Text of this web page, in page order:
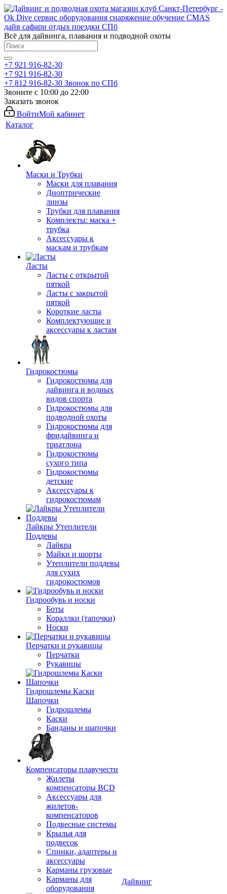
Всё для дайвинга, плавания и подводной охоты
+7 921 916-82-30
+7 921 916-82-30
+7 812 916-82-30 Звонок по СПб
Звоните с 10:00 до 22:00
Заказать звонок
ВойтиМой кабинет
Каталог
Маски и Трубки
Маски для плавания
Диоптрические
линзы
Трубки для плавания
Комплекты: маска +
трубка
Аксессуары к
маскам и трубкам
Ласты
Ласты с открытой
пяткой
Ласты с закрытой
пяткой
Короткие ласты
Комплектующие и
аксессуары к ластам
Гидрокостюмы
Гидрокостюмы для
дайвинга и водных
видов спорта
Гидрокостюмы для
подводной охоты
Гидрокостюмы для
фридайвинга и
триатлона
Гидрокостюмы
сухого типа
Гидрокостюмы
детские
Аксессуары к
гидрокостюмам
Лайкры Утеплители
Поддевы
Лайкра
Майки и шорты
Утеплители поддевы
для сухих
гидрокостюмов
Гидрообувь и носки
Боты
Кораллки (тапочки)
Носки
Перчатки и рукавицы
Перчатки
Рукавицы
Гидрошлемы Каски
Шапочки
Гидрошлемы
Каски
Банданы и шапочки
Компенсаторы плавучести
Жилеты
компенсаторы BCD
Аксессуары для
жилетов-
компенсаторов
Подвесные системы
Крылья для
подвесок
Спинки, адаптеры и
аксессуары
Карманы грузовые
Карманы для
оборудования
Дайвинг